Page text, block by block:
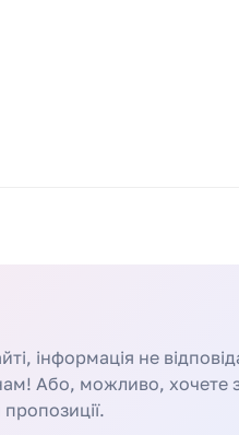
інформація не
Або, можливо, хочете